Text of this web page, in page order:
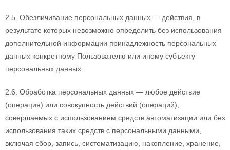
2.5. Обезличивание персональных данных — действия, в
результате которых невозможно определить без использования
дополнительной информации принадлежность персональных
данных конкретному Пользователю или иному субъекту
персональных данных.
2.6. Обработка персональных данных — любое действие
(операция) или совокупность действий (операций),
совершаемых с использованием средств автоматизации или без
использования таких средств с персональными данными,
включая сбор, запись, систематизацию, накопление, хранение,